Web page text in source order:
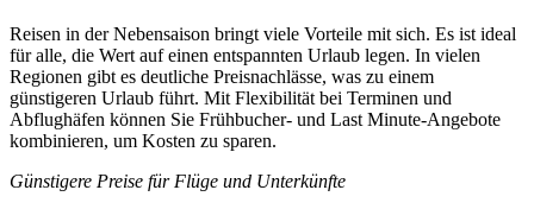
Reisen in der Nebensaison bringt viele Vorteile mit sich. Es ist ideal
für alle, die Wert auf einen entspannten Urlaub legen. In vielen
Regionen gibt es deutliche Preisnachlässe, was zu einem
günstigeren Urlaub führt. Mit Flexibilität bei Terminen und
Abflughäfen können Sie Frühbucher- und Last Minute-Angebote
kombinieren, um Kosten zu sparen.
Günstigere Preise für Flüge und Unterkünfte